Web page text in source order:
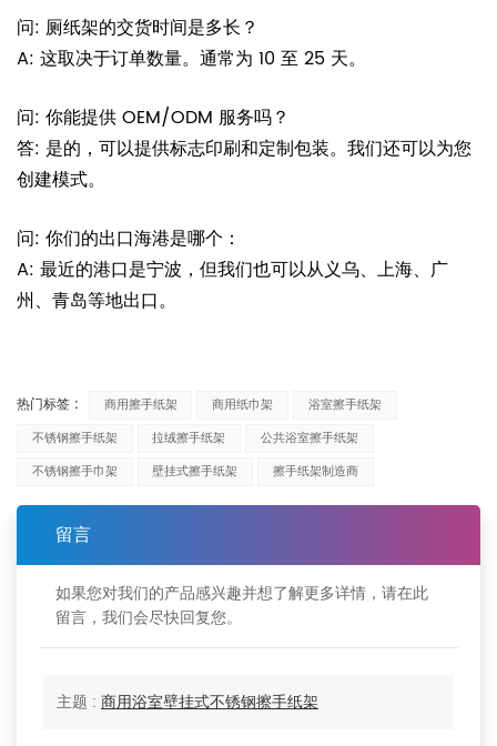
问: 厕纸架的交货时间是多长？
A: 这取决于订单数量。通常为 10 至 25 天。
问: 你能提供 OEM/ODM 服务吗？
答: 是的，可以提供标志印刷和定制包装。我们还可以为您
创建模式。
问: 你们的出口海港是哪个：
A: 最近的港口是宁波，但我们也可以从义乌、上海、广
州、青岛等地出口。
热门标签 : 商用擦手纸架 商用纸巾架
浴室擦手纸架
不锈钢擦手纸架
拉绒擦手纸架
公共浴室擦手纸架
不锈钢擦手巾架
壁挂式擦手纸架 擦手纸架制造商
留言
如果您对我们的产品感兴趣并想了解更多详情，请在此
留言，我们会尽快回复您。
主题 : 商用浴室壁挂式不锈钢擦手纸架